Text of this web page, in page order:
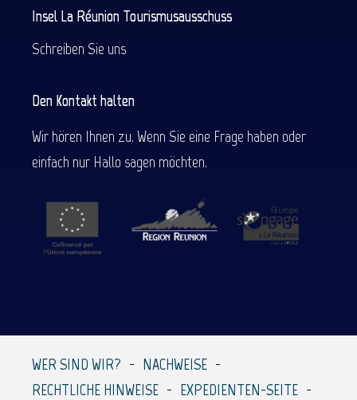
Insel La Réunion Tourismusausschuss
Schreiben Sie uns
Den Kontakt halten
Wir hören Ihnen zu. Wenn Sie eine Frage haben oder
einfach nur Hallo sagen möchten.
WER SIND WIR?
NACHWEISE
RECHTLICHE HINWEISE
EXPEDIENTEN-SEITE